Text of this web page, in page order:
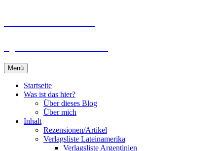
Menü
Startseite
Was ist das hier?
Über dieses Blog
Über mich
Inhalt
Rezensionen/Artikel
Verlagsliste Lateinamerika
Verlagsliste Argentinien